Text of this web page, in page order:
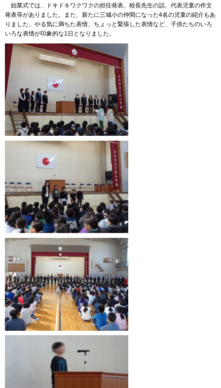
始業式では、ドキドキワクワクの担任発表、校長先生の話、代表児童の作文
発表等がありました。また、新たに三城小の仲間になった4名の児童の紹介もあ
りました。やる気に満ちた表情、ちょっと緊張した表情など、子供たちのいろ
いろな表情が印象的な1日となりました。